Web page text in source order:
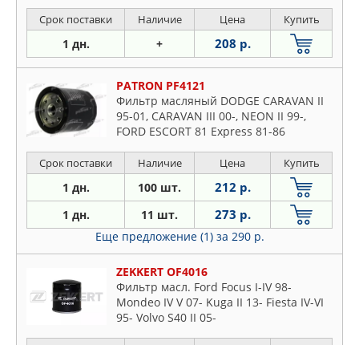
Срок поставки Наличие Цена Купить
1 дн. + 208 р.
PATRON PF4121
Фильтр масляный DODGE CARAVAN II
95-01, CARAVAN III 00-, NEON II 99-,
FORD ESCORT 81 Express 81-86
Срок поставки Наличие Цена Купить
1 дн. 100 шт. 212 р.
1 дн. 11 шт. 273 р.
Еще предложение (1) за 290 р.
ZEKKERT OF4016
Фильтр масл. Ford Focus I-IV 98-
Mondeo IV V 07- Kuga II 13- Fiesta IV-VI
95- Volvo S40 II 05-